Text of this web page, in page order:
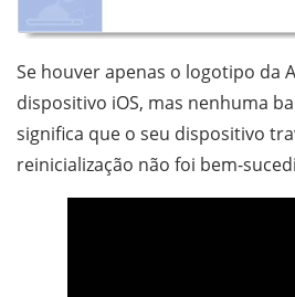
Se houver apenas o logotipo da
dispositivo iOS, mas nenhuma
significa que o seu dispositivo
reinicialização não foi bem-